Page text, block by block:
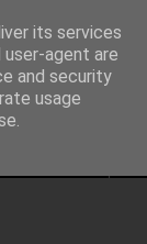
its services
user-agent are
and security
usage